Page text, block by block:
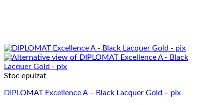
Stoc epuizat
DIPLOMAT Excellence A – Black Lacquer Gold – pix